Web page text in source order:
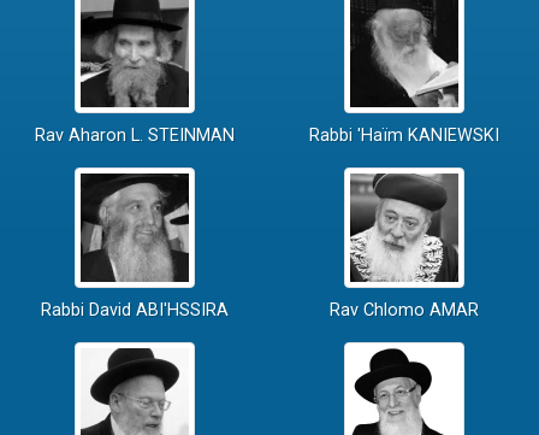
Rav Aharon L. STEINMAN Rabbi 'Haïm KANIEWSKI
Rabbi David ABI'HSSIRA Rav Chlomo AMAR